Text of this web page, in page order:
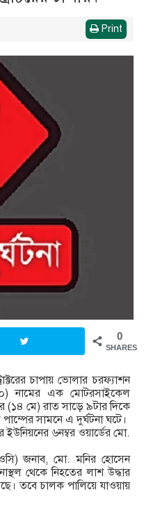
Print
0
SHARES
চাপায় ভোলার চরফ্যাশন
নামের এক মোটরসাইকেল
মে) রাত সাড়ে ৯টার দিকে
সামনে এ দুর্ঘটনা ঘটে।
৬নম্বর ওয়ার্ডের মো.
(ওসি) জনাব, মো. মনির হোসেন
থেকে নিহতের লাশ উদ্ধার
তবে চালক পালিয়ে যাওয়ায়